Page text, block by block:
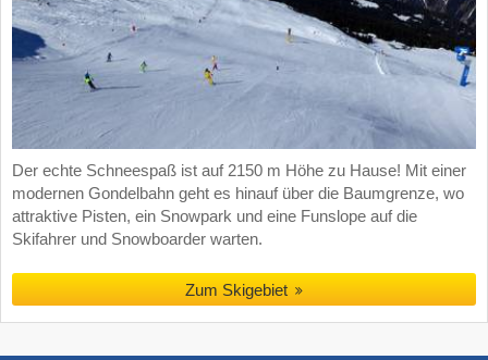
Der echte Schneespaß ist auf 2150 m Höhe zu Hause! Mit einer
modernen Gondelbahn geht es hinauf über die Baumgrenze, wo
attraktive Pisten, ein Snowpark und eine Funslope auf die
Skifahrer und Snowboarder warten.
Zum Skigebiet